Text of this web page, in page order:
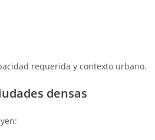
requerida y contexto urbano.
densas